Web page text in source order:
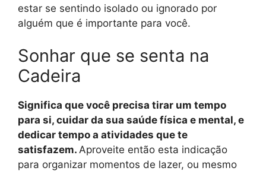
estar se sentindo isolado ou ignorado por
alguém que é importante para você.
Sonhar que se senta na
Cadeira
Significa que você precisa tirar um tempo
para si, cuidar da sua saúde física e mental, e
dedicar tempo a atividades que te
satisfazem. Aproveite então esta indicação
para organizar momentos de lazer, ou mesmo